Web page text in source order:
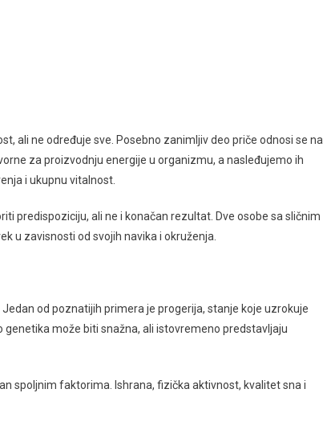
ali ne određuje sve. Posebno zanimljiv deo priče odnosi se na
za proizvodnju energije u organizmu, a nasleđujemo ih
i ukupnu vitalnost.
predispoziciju, ali ne i konačan rezultat. Dve osobe sa sličnim
u zavisnosti od svojih navika i okruženja.
od poznatijih primera je progerija, stanje koje uzrokuje
može biti snažna, ali istovremeno predstavljaju
spoljnim faktorima. Ishrana, fizička aktivnost, kvalitet sna i